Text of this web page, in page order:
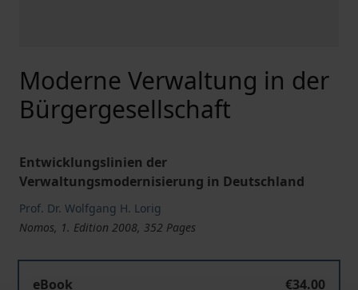
Moderne Verwaltung in der
Bürgergesellschaft
Entwicklungslinien der
Verwaltungsmodernisierung in Deutschland
Prof. Dr. Wolfgang H. Lorig
Nomos, 1. Edition 2008, 352 Pages
eBook
€34.00